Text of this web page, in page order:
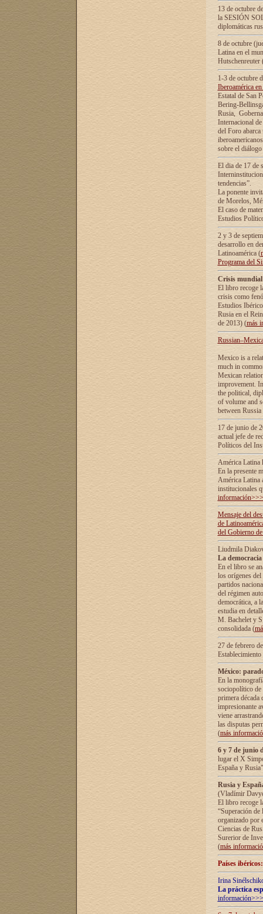
13 de octubre
la SESIÓN
diplomáticas
8 de octubre
Latina en el
1-3 de octubre
Iberoamérica
Estatal de San
Bering-
Rusia,
Internacional
del Foro
sobre el
El dia de 17 de
tendencias”.
La ponente
de Morelos,
El caso de
Estudios
2 y 3 de
desarrollo en
Latinoamérica (
Programa del
Crisis
El libro recoge
crisis como
Estudios
Rusia en el
de 2013) (más
Mexico is a
much in
Mexican
improvement.
the political,
of volume and
between
17 de junio de
actual jefe de
Políticos del
América Latina
En la presente
América Latina
institucionales
información>>>
Mensaje del
de
del Gobierno
Liudmila
La
En el libro se
los orígenes
partidos
del régimen
democrática, а
estudia en
М. Bachelet у
consolidada (
27 de febrero
México:
En la
sociopolítico de
primera década
impresionante
viene
las disputas
(más
6 y 7 de junio
lugar el X
España y
Rusia y
(Vladímir
El libro recoge
“Superación
organizado por
Ciencias de
Surerior de
(más
Países
Irina
La práctica
información>>>